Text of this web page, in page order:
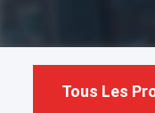
Tous Les